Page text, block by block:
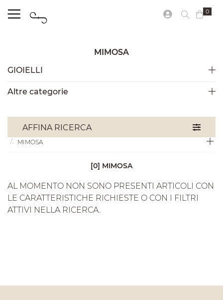
0
MIMOSA
GIOIELLI
Altre categorie
AFFINA RICERCA
MIMOSA
[0] MIMOSA
AL MOMENTO NON SONO PRESENTI ARTICOLI CON
LE CARATTERISTICHE RICHIESTE O CON I FILTRI
ATTIVI NELLA RICERCA.